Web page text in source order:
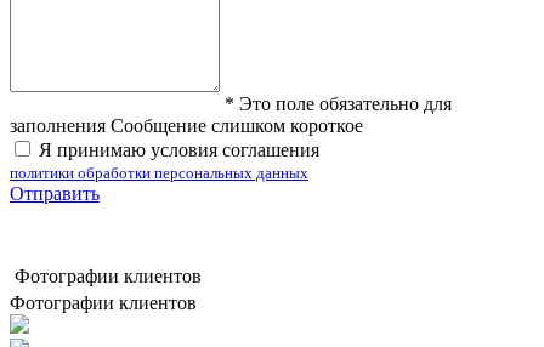
* Это поле обязательно для
заполнения Сообщение слишком короткое
Я принимаю условия соглашения
политики обработки персональных данных
Отправить
Фотографии клиентов
Фотографии клиентов